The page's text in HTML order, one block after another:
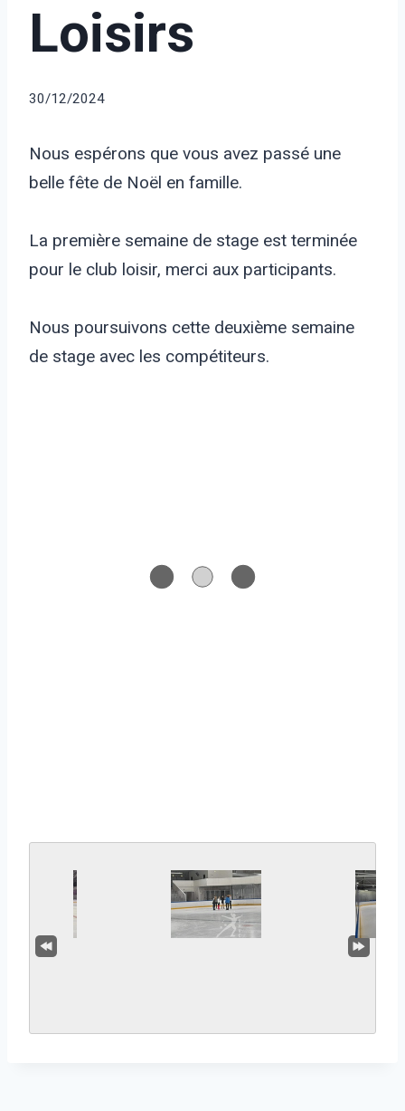
Loisirs
30/12/2024
Nous espérons que vous avez passé une
belle fête de Noël en famille.
La première semaine de stage est terminée
pour le club loisir, merci aux participants.
Nous poursuivons cette deuxième semaine
de stage avec les compétiteurs.